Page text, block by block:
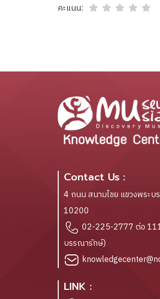
คะแนน:
Contact Us :
4 ถนน สนามไชย แขวงพระบ
10200
02-225-2777 ต่อ
บรรณารักษ์)
LINK :